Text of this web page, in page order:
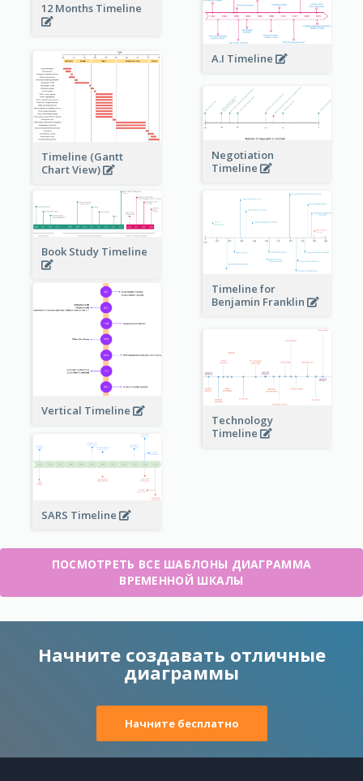
12 Months Timeline
A.I Timeline
Timeline (Gantt
Chart View)
Negotiation
Timeline
Book Study Timeline
Timeline for
Benjamin Franklin
Vertical Timeline
Technology
Timeline
SARS Timeline
ПОСМОТРЕТЬ ВСЕ ШАБЛОНЫ ДИАГРАММА
ВРЕМЕННОЙ ШКАЛЫ
Начните создавать отличные
диаграммы
Начните бесплатно